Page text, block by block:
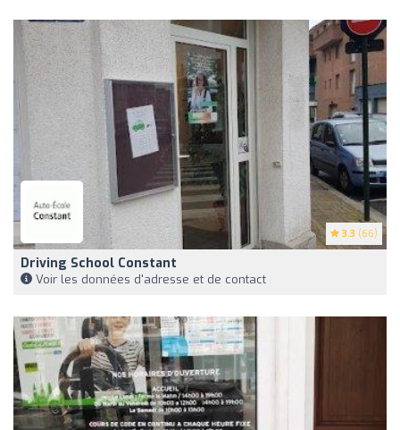
3.3 (66)
Driving School Constant
Voir les données d'adresse et de contact